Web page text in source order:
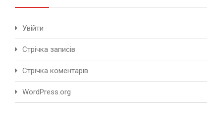
Увійти
Стрічка записів
Стрічка коментарів
WordPress.org